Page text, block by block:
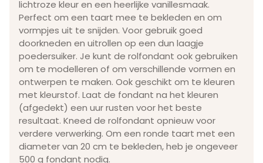
lichtroze kleur en een heerlijke vanillesmaak.
Perfect om een taart mee te bekleden en om
vormpjes uit te snijden. Voor gebruik goed
doorkneden en uitrollen op een dun laagje
poedersuiker. Je kunt de rolfondant ook gebruiken
om te modelleren of om verschillende vormen en
ontwerpen te maken. Ook geschikt om te kleuren
met kleurstof. Laat de fondant na het kleuren
(afgedekt) een uur rusten voor het beste
resultaat. Kneed de rolfondant opnieuw voor
verdere verwerking. Om een ronde taart met een
diameter van 20 cm te bekleden, heb je ongeveer
500 g fondant nodig.